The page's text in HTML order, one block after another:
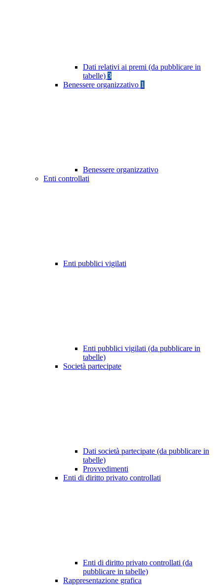
Dati relativi ai premi (da pubblicare in
tabelle) 3
Benessere organizzativo 1
Benessere organizzativo
Enti controllati
Enti pubblici vigilati
Enti pubblici vigilati (da pubblicare in
tabelle)
Società partecipate
Dati società partecipate (da pubblicare in
tabelle)
Provvedimenti
Enti di diritto privato controllati
Enti di diritto privato controllati (da
pubblicare in tabelle)
Rappresentazione grafica